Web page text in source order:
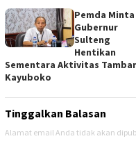
Pemda Minta
Gubernur
Sulteng
Hentikan
Sementara Aktivitas
Kayuboko
Tinggalkan Balasan
Alamat email Anda tidak akan